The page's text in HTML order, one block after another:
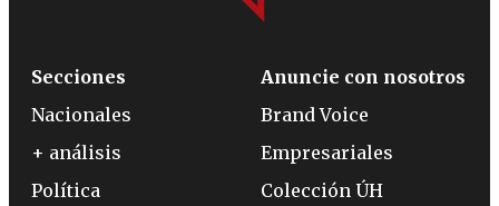
Secciones
Nacionales
+ análisis
Política
Anuncie con nosotros
Brand Voice
Empresariales
Colección ÚH